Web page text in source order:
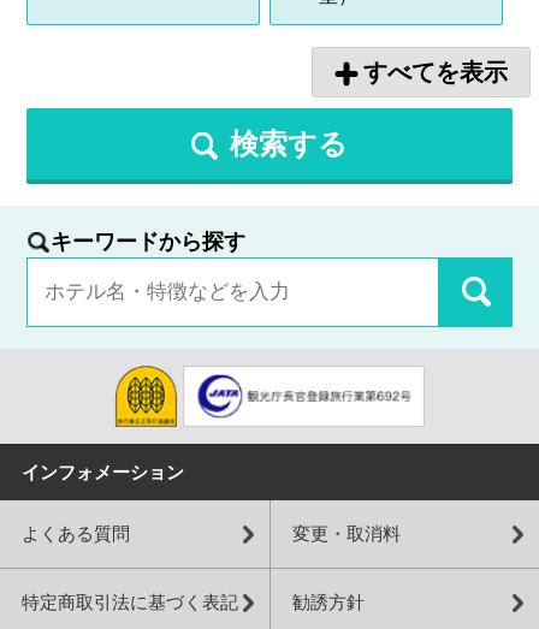
すべてを表示
検索する
キーワードから探す
インフォメーション
よくある質問 変更・取消料
特定商取引法に基づく表記 勧誘方針